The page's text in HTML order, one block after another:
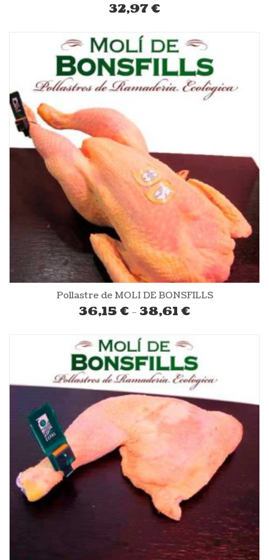
32,97€
Pollastre de MOLI DE BONSFILLS
36,15 € – 38,61 €